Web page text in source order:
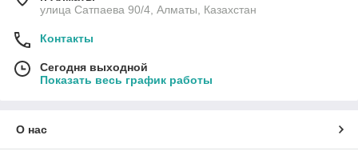
улица Сатпаева 90/4, Алматы, Казахстан
Контакты
Сегодня выходной
Показать весь график работы
О нас